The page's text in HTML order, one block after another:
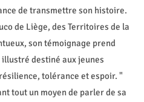
de transmettre son histoire.
de Liège, des Territoires de la
son témoignage prend
destiné aux jeunes
tolérance et espoir. "
tout un moyen de parler de sa